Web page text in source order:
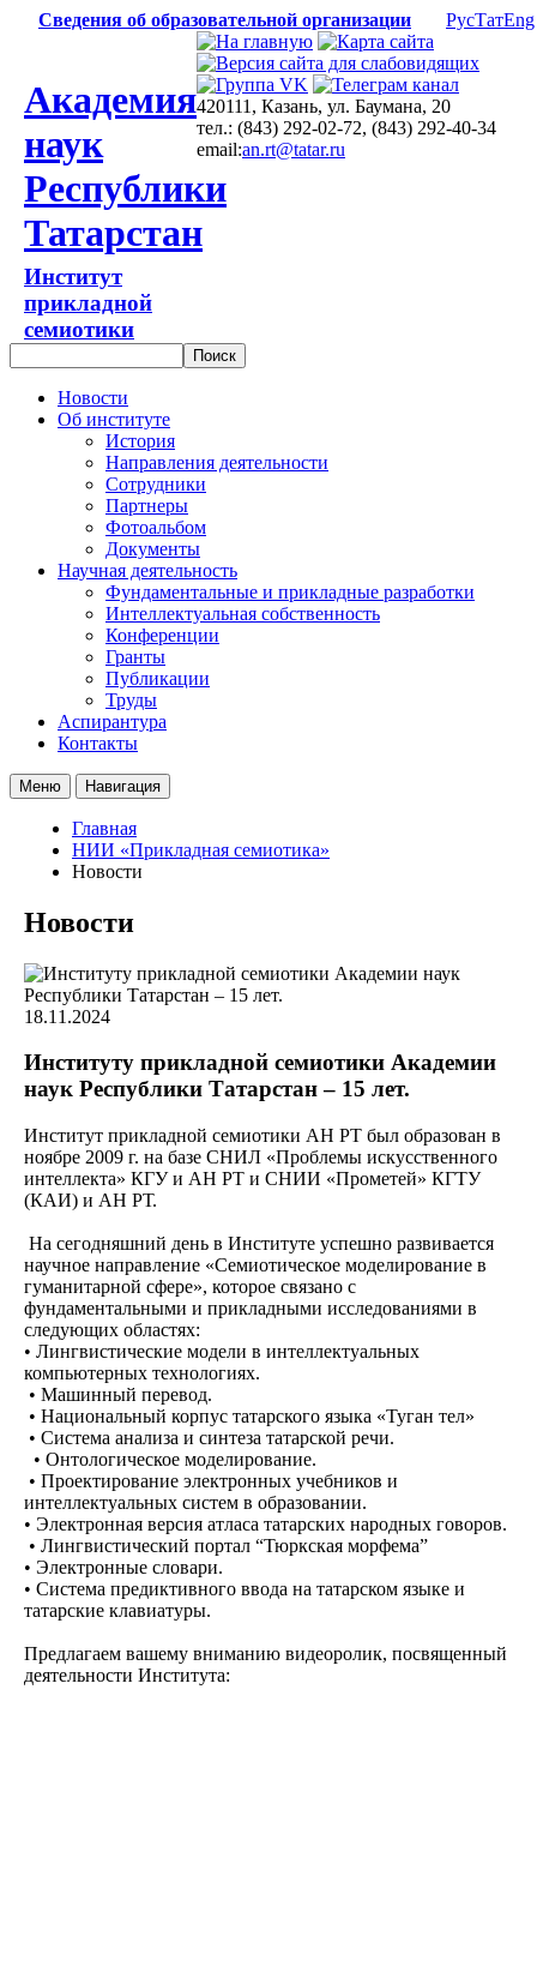
Сведения об образовательной организации РусТатEng
Академия
наук
Республики
Татарстан
Институт
прикладной
семиотики
420111, Казань, ул. Баумана, 20
тел.: (843) 292-02-72, (843) 292-40-34
email:an.rt@tatar.ru
Новости
Об институте
История
Направления деятельности
Сотрудники
Партнеры
Фотоальбом
Документы
Научная деятельность
Фундаментальные и прикладные разработки
Интеллектуальная собственность
Конференции
Гранты
Публикации
Труды
Аспирантура
Контакты
Меню Навигация
Главная
НИИ «Прикладная семиотика»
Новости
Новости
18.11.2024
Институту прикладной семиотики Академии
наук Республики Татарстан – 15 лет.
Институт прикладной семиотики АН РТ был образован в
ноябре 2009 г. на базе СНИЛ «Проблемы искусственного
интеллекта» КГУ и АН РТ и СНИИ «Прометей» КГТУ
(КАИ) и АН РТ.
На сегодняшний день в Институте успешно развивается
научное направление «Семиотическое моделирование в
гуманитарной сфере», которое связано с
фундаментальными и прикладными исследованиями в
следующих областях:
• Лингвистические модели в интеллектуальных
компьютерных технологиях.
• Машинный перевод.
• Национальный корпус татарского языка «Туган тел»
• Система анализа и синтеза татарской речи.
• Онтологическое моделирование.
• Проектирование электронных учебников и
интеллектуальных систем в образовании.
• Электронная версия атласа татарских народных говоров.
• Лингвистический портал “Тюркская морфема”
• Электронные словари.
• Система предиктивного ввода на татарском языке и
татарские клавиатуры.
Предлагаем вашему вниманию видеоролик, посвященный
деятельности Института: